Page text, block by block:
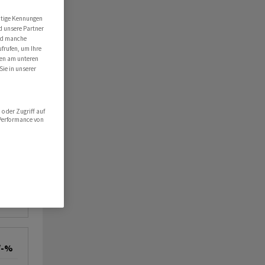
%
Kennungen
unsere Partner
manche
um Ihre
am unteren
in unserer
oder Zugriff auf
von